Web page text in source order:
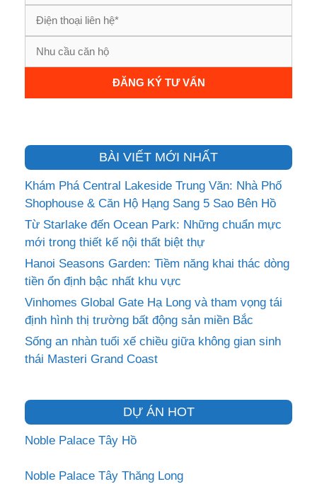
BÀI VIẾT MỚI NHẤT
Khám Phá Central Lakeside Trung Văn: Nhà Phố
Shophouse & Căn Hộ Hạng Sang 5 Sao Bên Hồ
Từ Starlake đến Ocean Park: Những chuẩn mực
mới trong thiết kế nội thất biệt thự
Hanoi Seasons Garden: Tiềm năng khai thác dòng
tiền ổn định bậc nhất khu vực
Vinhomes Global Gate Hạ Long và tham vọng tái
định hình thị trường bất động sản miền Bắc
Sống an nhàn tuổi xế chiều giữa không gian sinh
thái Masteri Grand Coast
DỰ ÁN HOT
Noble Palace Tây Hồ
Noble Palace Tây Thăng Long